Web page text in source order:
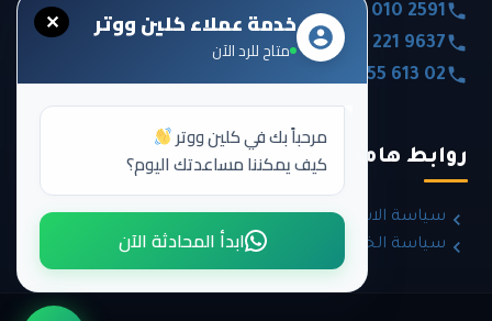
0020 101 010 2591
0020 120 221 9637
0020 355 613 02
روابط هامة
سياسة الاسترداد والإرجاع
سياسة الخصوصية
✕ خدمة عملاء كلين ووتر
متاح للرد الآن
مرحباً بك في كلين ووتر
كيف يمكننا مساعدتك اليوم؟
ابدأ المحادثة الآن